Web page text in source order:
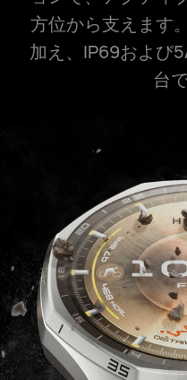
方位から支えます
加え、IP69および
台